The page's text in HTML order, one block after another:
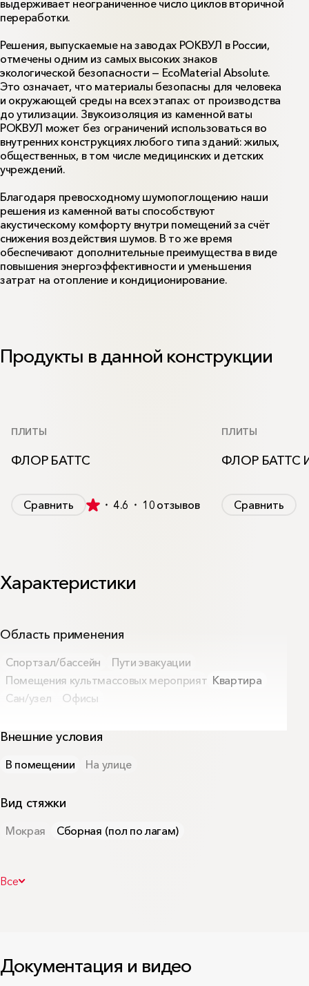
выдерживает неограниченное число циклов вторичной
переработки.
Решения, выпускаемые на заводах РОКВУЛ в России,
отмечены одним из самых высоких знаков
экологической безопасности — EcoMaterial Absolute.
Это означает, что материалы безопасны для человека
и окружающей среды на всех этапах: от производства
до утилизации. Звукоизоляция из каменной ваты
РОКВУЛ может без ограничений использоваться во
внутренних конструкциях любого типа зданий: жилых,
общественных, в том числе медицинских и детских
учреждений.
Благодаря превосходному шумопоглощению наши
решения из каменной ваты способствуют
акустическому комфорту внутри помещений за счёт
снижения воздействия шумов. В то же время
обеспечивают дополнительные преимущества в виде
повышения энергоэффективности и уменьшения
затрат на отопление и кондиционирование.
Продукты в данной конструкции
ПЛИТЫ
ФЛОР БАТТС
Сравнить 4.6 10 отзывов
ПЛИТЫ
ФЛОР БАТТС
Сравнить
Характеристики
Область применения
Спортзал/бассейн
Пути эвакуации
Помещения культмассовых мероприятийКвартира
Сан/узел
Офисы
Внешние условия
В помещении На улице
Вид стяжки
Мокрая Сборная (пол по лагам)
Плиты Цилиндры Маты
Все
Документация и видео